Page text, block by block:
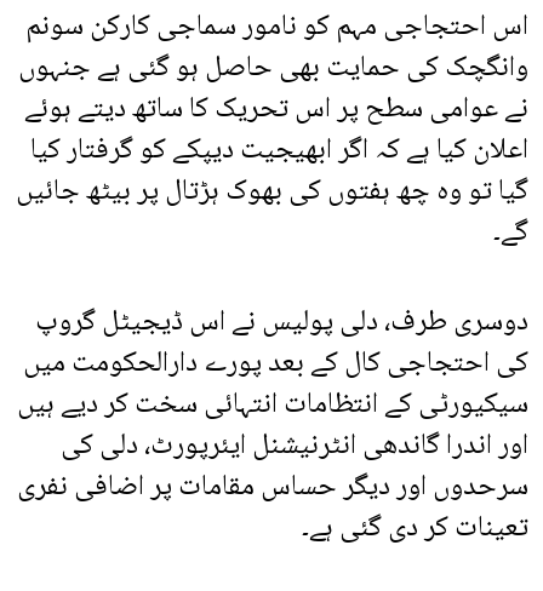
اس احتجاجی مہم کو نامور سماجی کارکن سونم
وانگچک کی حمایت بھی حاصل ہو گئی ہے جنہوں
نے عوامی سطح پر اس تحریک کا ساتھ دیتے ہوئے
اعلان کیا ہے کہ اگر ابھیجیت دیپکے کو گرفتار کیا
گیا تو وہ چھ ہفتوں کی بھوک ہڑتال پر بیٹھ جائیں
گے۔
دوسری طرف، دلی پولیس نے اس ڈیجیٹل گروپ
کی احتجاجی کال کے بعد پورے دارالحکومت میں
سیکیورٹی کے انتظامات انتہائی سخت کر دیے ہیں
اور اندرا گاندھی انٹرنیشنل ایئرپورٹ، دلی کی
سرحدوں اور دیگر حساس مقامات پر اضافی نفری
تعینات کر دی گئی ہے۔